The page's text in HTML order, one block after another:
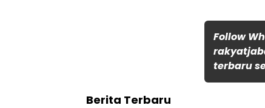
Follow
terbaru
Berita Terbaru